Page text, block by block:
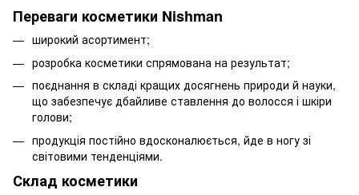
Переваги косметики Nishman
широкий асортимент;
розробка косметики спрямована на результат;
поєднання в складі кращих досягнень природи й науки,
що забезпечує дбайливе ставлення до волосся і шкіри
голови;
продукція постійно вдосконалюється, йде в ногу зі
світовими тенденціями.
Склад косметики